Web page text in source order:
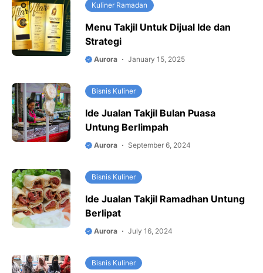
Kuliner Ramadan
Menu Takjil Untuk Dijual Ide dan
Strategi
Aurora January 15, 2025
Bisnis Kuliner
Ide Jualan Takjil Bulan Puasa
Untung Berlimpah
Aurora September 6, 2024
Bisnis Kuliner
Ide Jualan Takjil Ramadhan Untung
Berlipat
Aurora July 16, 2024
Bisnis Kuliner